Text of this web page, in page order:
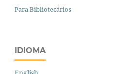
Para Bibliotecários
IDIOMA